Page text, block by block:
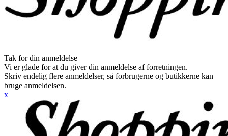
Tak for din anmeldelse
Vi er glade for at du giver din anmeldelse af forretningen.
Skriv endelig flere anmeldelser, så forbrugerne og butikkerne kan
bruge anmeldelsen.
x